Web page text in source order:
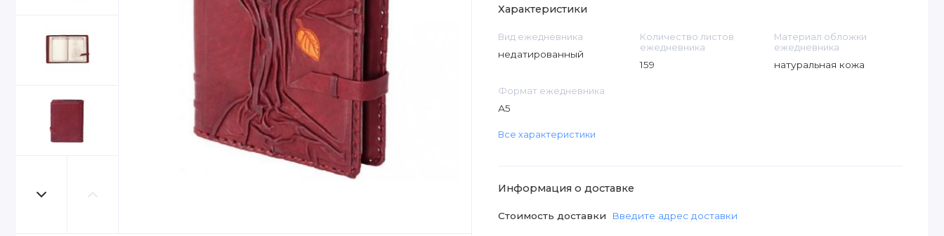
Характеристики
Вид ежедневника
недатированный
Количество листов
ежедневника
159
Материал обложки
ежедневника
натуральная кожа
Формат ежедневника
А5
Все характеристики
Информация о доставке
Стоимость доставки Введите адрес доставки